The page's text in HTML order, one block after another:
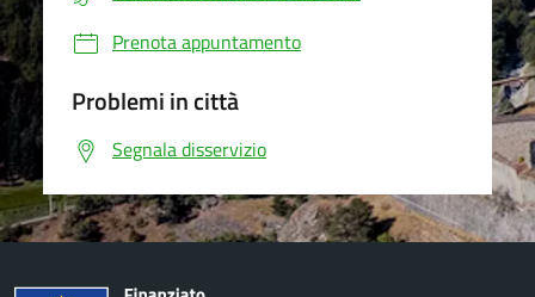
Prenota appuntamento
Problemi in città
Segnala disservizio